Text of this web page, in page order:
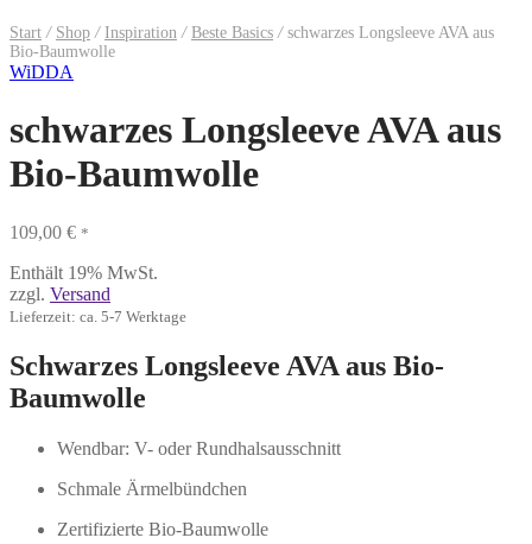
Start / Shop / Inspiration / Beste Basics /schwarzes Longsleeve AVA aus
Bio-Baumwolle
WiDDA
schwarzes Longsleeve AVA aus
Bio-Baumwolle
109,00 € *
Enthält 19% MwSt.
zzgl. Versand
Lieferzeit: ca. 5-7 Werktage
Schwarzes Longsleeve AVA aus Bio-
Baumwolle
Wendbar: V- oder Rundhalsausschnitt
Schmale Ärmelbündchen
Zertifizierte Bio-Baumwolle